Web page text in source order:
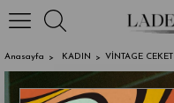
Anasayfa KADIN VİNTAGE CEKET